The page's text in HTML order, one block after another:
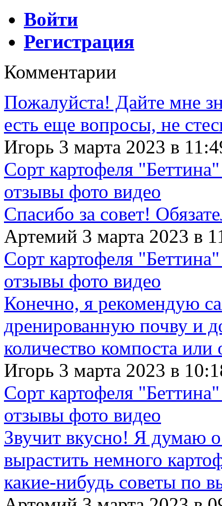
Войти
Регистрация
Комментарии
Пожалуйста! Дайте мне
есть еще вопросы, не
Игорь 3 марта 2023 в
Сорт картофеля
отзывы фото видео
Спасибо за совет!
Артемий 3 марта 2023 в
Сорт картофеля
отзывы фото видео
Конечно, я рекомендую
дренированную почву и
количество компоста
Игорь 3 марта 2023 в
Сорт картофеля
отзывы фото видео
Звучит вкусно! Я думаю
вырастить немного
какие-нибудь советы по